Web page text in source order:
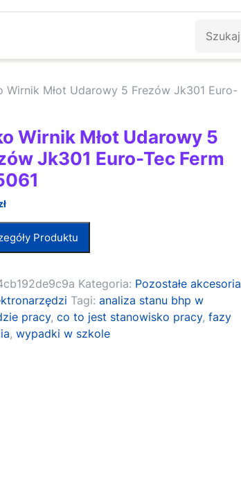
Wirnik Młot Udarowy 5 Frezów Jk301 Euro-
Wirnik Młot Udarowy 5
Jk301 Euro-Tec Ferm
Produktu
Kategoria: Pozostałe akcesoria
Tagi:analiza stanu bhp w
pracy,co to jest stanowisko pracy,fazy
,wypadki w szkole